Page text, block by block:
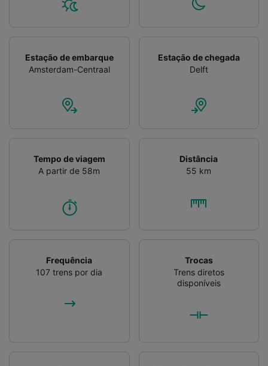
Estação de embarque
Amsterdam-Centraal
Estação de chegada
Delft
Tempo de viagem
A partir de 58m
Distância
55 km
Frequência
107 trens por dia
Trocas
Trens diretos
disponíveis
Verificar ativamente as características do
medição de publicidade e conteúdo, pesquisa
de público e desenvolvimento de serviços..